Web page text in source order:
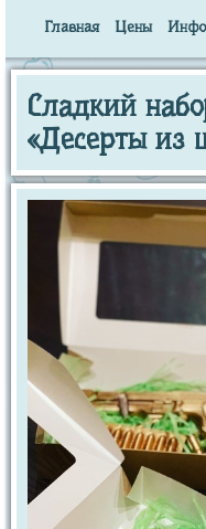
Главная Цены
Сладкий
«Десерты из